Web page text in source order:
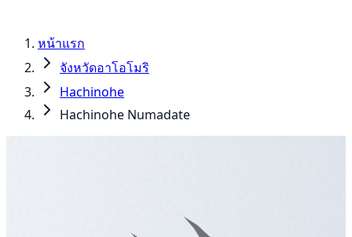
หน้าแรก
จังหวัดอาโอโมริ
Hachinohe
Hachinohe Numadate